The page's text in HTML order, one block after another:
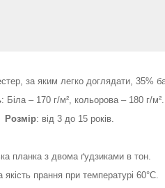
за яким легко доглядати, 35%
: Біла – 170 г/м², кольорова – 180 г/м².
Розмір: від 3 до 15 років.
планка з двома ґудзиками в тон.
прання при температурі 60°C.